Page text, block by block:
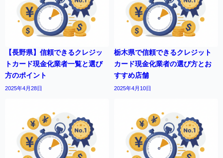
【長野県】信頼できるクレジッ
トカード現金化業者一覧と選び
方のポイント
2025年4月28日
栃木県で信頼できるクレジット
カード現金化業者の選び方とお
すすめ店舗
2025年4月10日